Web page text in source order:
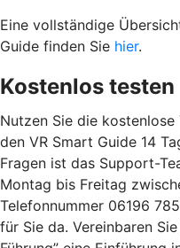
Eine vollständige
Guide finden Sie hier.
Kostenlos testen
Nutzen Sie die
den VR Smart Guide 14
Fragen ist das Support-
Montag bis Freitag
Telefonnummer 06196
für Sie da. Vereinbaren